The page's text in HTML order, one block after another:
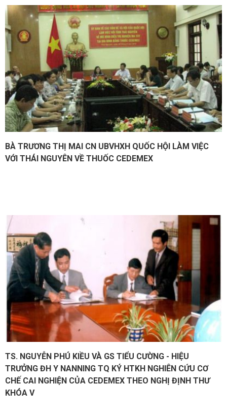
BÀ TRƯƠNG THỊ MAI CN UBVHXH QUỐC HỘI LÀM VIỆC
VỚI THÁI NGUYÊN VỀ THUỐC CEDEMEX
TS. NGUYỄN PHÚ KIỀU VÀ GS TIỂU CƯỜNG - HIỆU
TRƯỞNG ĐH Y NANNING TQ KÝ HTKH NGHIÊN CỨU CƠ
CHẾ CAI NGHIỆN CỦA CEDEMEX THEO NGHỊ ĐỊNH THƯ
KHÓA V